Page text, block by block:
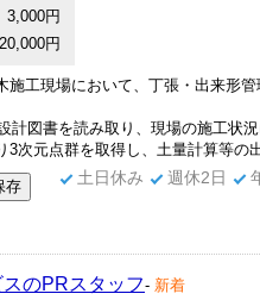
3,000円
20,000円
施工現場において、丁張・出来形
計図書を読み取り、現場の施工状
3次元点群を取得し、土量計算等の
土日休み 週休2日
のPRスタッフ- 新着